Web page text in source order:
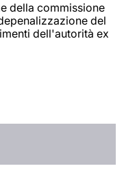
della commissione
del
dell'autorità ex